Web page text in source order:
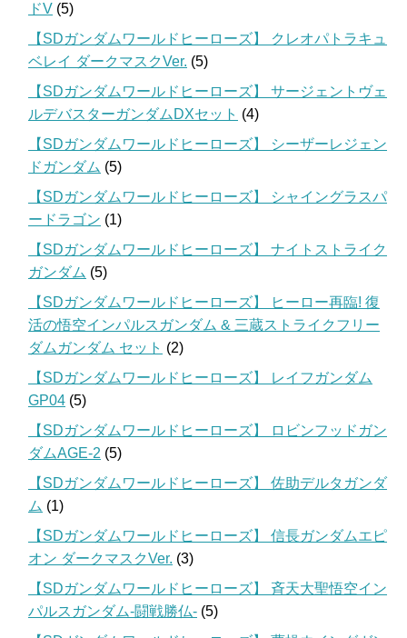
ドV (5)
【SDガンダムワールドヒーローズ】 クレオパトラキュ
ベレイ ダークマスクVer. (5)
【SDガンダムワールドヒーローズ】 サージェントヴェ
ルデバスターガンダムDXセット (4)
【SDガンダムワールドヒーローズ】 シーザーレジェン
ドガンダム (5)
【SDガンダムワールドヒーローズ】 シャイングラスパ
ードラゴン (1)
【SDガンダムワールドヒーローズ】 ナイトストライク
ガンダム (5)
【SDガンダムワールドヒーローズ】 ヒーロー再臨! 復
活の悟空インパルスガンダム & 三蔵ストライクフリー
ダムガンダム セット (2)
【SDガンダムワールドヒーローズ】 レイフガンダム
GP04 (5)
【SDガンダムワールドヒーローズ】 ロビンフッドガン
ダムAGE-2 (5)
【SDガンダムワールドヒーローズ】 佐助デルタガンダ
ム (1)
【SDガンダムワールドヒーローズ】 信長ガンダムエピ
オン ダークマスクVer. (3)
【SDガンダムワールドヒーローズ】 斉天大聖悟空イン
パルスガンダム-闘戦勝仏- (5)